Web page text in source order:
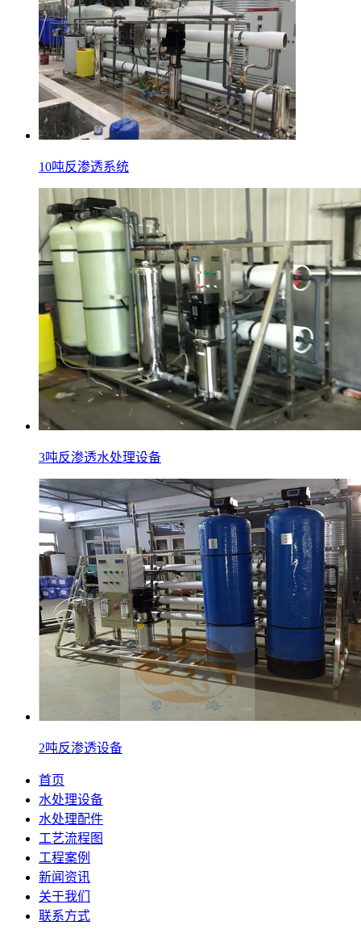
10吨反渗透系统
3吨反渗透水处理设备
2吨反渗透设备
首页
水处理设备
水处理配件
工艺流程图
工程案例
新闻资讯
关于我们
联系方式